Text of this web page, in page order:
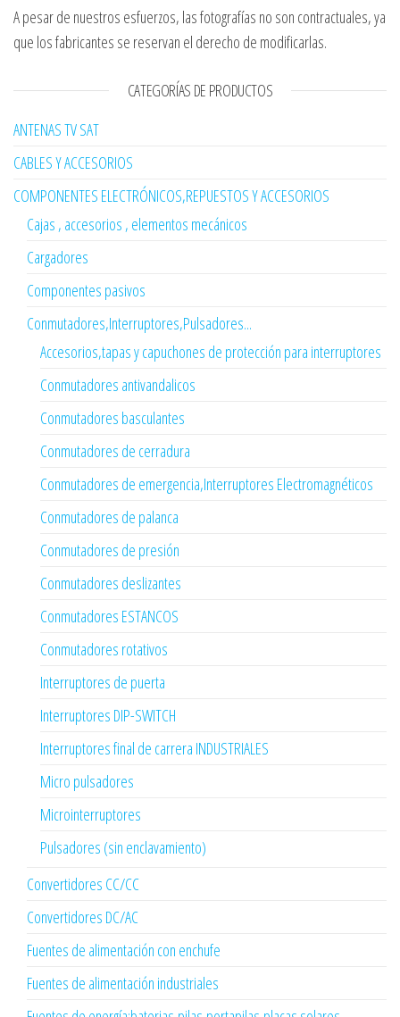
A pesar de nuestros esfuerzos, las fotografías no son contractuales, ya
que los fabricantes se reservan el derecho de modificarlas.
CATEGORÍAS DE PRODUCTOS
ANTENAS TV SAT
CABLES Y ACCESORIOS
COMPONENTES ELECTRÓNICOS,REPUESTOS Y ACCESORIOS
Cajas , accesorios , elementos mecánicos
Cargadores
Componentes pasivos
Conmutadores,Interruptores,Pulsadores...
Accesorios,tapas y capuchones de protección para interruptores
Conmutadores antivandalicos
Conmutadores basculantes
Conmutadores de cerradura
Conmutadores de emergencia,Interruptores Electromagnéticos
Conmutadores de palanca
Conmutadores de presión
Conmutadores deslizantes
Conmutadores ESTANCOS
Conmutadores rotativos
Interruptores de puerta
Interruptores DIP-SWITCH
Interruptores final de carrera INDUSTRIALES
Micro pulsadores
Microinterruptores
Pulsadores (sin enclavamiento)
Convertidores CC/CC
Convertidores DC/AC
Fuentes de alimentación con enchufe
Fuentes de alimentación industriales